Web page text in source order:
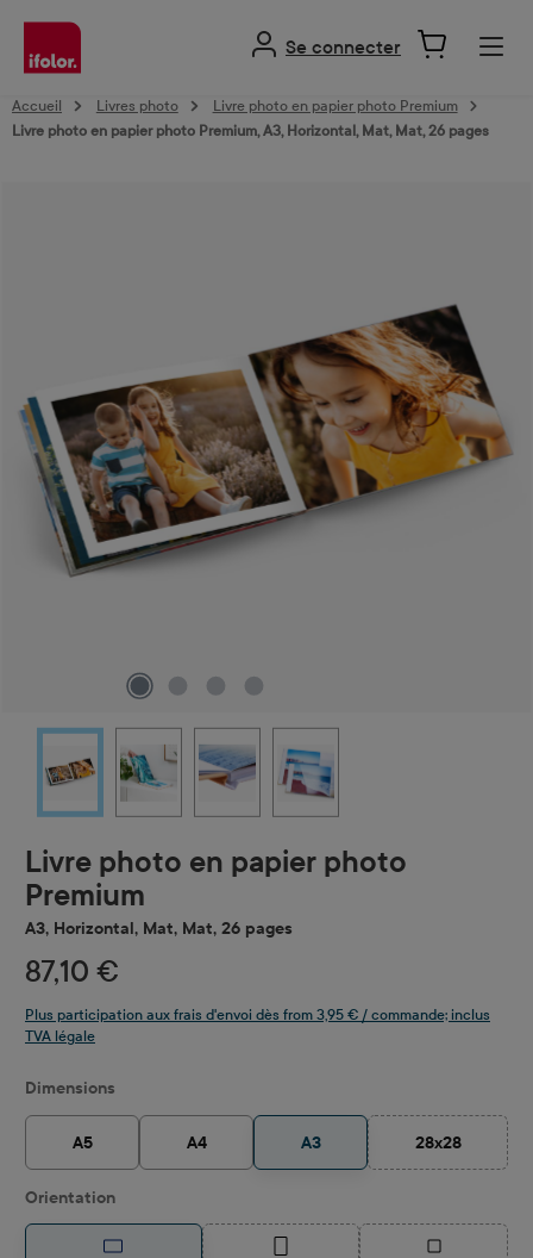
principal
Se connecter
Accueil Livres photo
Livre photo en papier photo Premium
Livre photo en papier photo Premium, A3, Horizontal, Mat, Mat, 26 pages
Livre photo en papier photo
Premium
A3, Horizontal, Mat, Mat, 26 pages
87,10 €
Plus participation aux frais d'envoi dès from 3,95 € / commande; inclus
TVA légale
Sélectionnez
Dimensions
A5 A4 A3 28x28
(Cette option
Sélectionnez
Orientation